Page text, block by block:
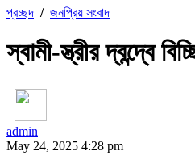
প্রচ্ছদ / জনপ্রিয় সংবাদ
স্বামী-স্ত্রীর দ্বন্দ্বে
admin
May 24, 2025 4:28 pm